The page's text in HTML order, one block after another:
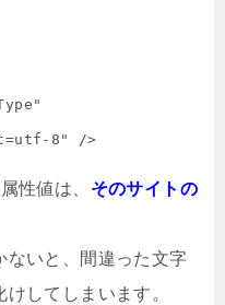
8" />
性値は、 そのサイトの
ないと、間違った文字
してしまいます。